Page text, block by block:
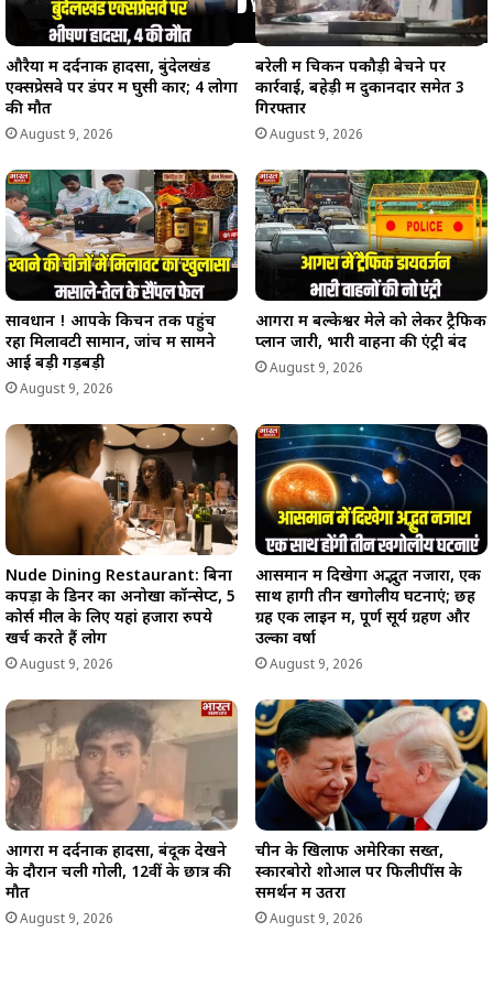
औरैया में दर्दनाक हादसा, बुंदेलखंड
एक्सप्रेसवे पर डंपर में घुसी कार; 4 लोगों
की मौत
August 9, 2026
बरेली में चिकन पकौड़ी बेचने पर
कार्रवाई, बहेड़ी में दुकानदार समेत 3
गिरफ्तार
August 9, 2026
सावधान ! आपके किचन तक पहुंच
रहा मिलावटी सामान, जांच में सामने
आई बड़ी गड़बड़ी
August 9, 2026
आगरा में बल्केश्वर मेले को लेकर ट्रैफिक
प्लान जारी, भारी वाहनों की एंट्री बंद
August 9, 2026
Nude Dining Restaurant: बिना
कपड़ों के डिनर का अनोखा कॉन्सेप्ट, 5
कोर्स मील के लिए यहां हजारों रुपये
खर्च करते हैं लोग
August 9, 2026
आसमान में दिखेगा अद्भुत नजारा, एक
साथ होंगी तीन खगोलीय घटनाएं; छह
ग्रह एक लाइन में, पूर्ण सूर्य ग्रहण और
उल्का वर्षा
August 9, 2026
आगरा में दर्दनाक हादसा, बंदूक देखने
के दौरान चली गोली, 12वीं के छात्र की
मौत
August 9, 2026
चीन के खिलाफ अमेरिका सख्त,
स्कारबोरो शोआल पर फिलीपींस के
समर्थन में उतरा
August 9, 2026